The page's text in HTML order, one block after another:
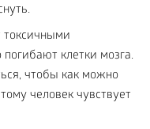
токсичными
погибают клетки мозга.
чтобы как можно
человек чувствует